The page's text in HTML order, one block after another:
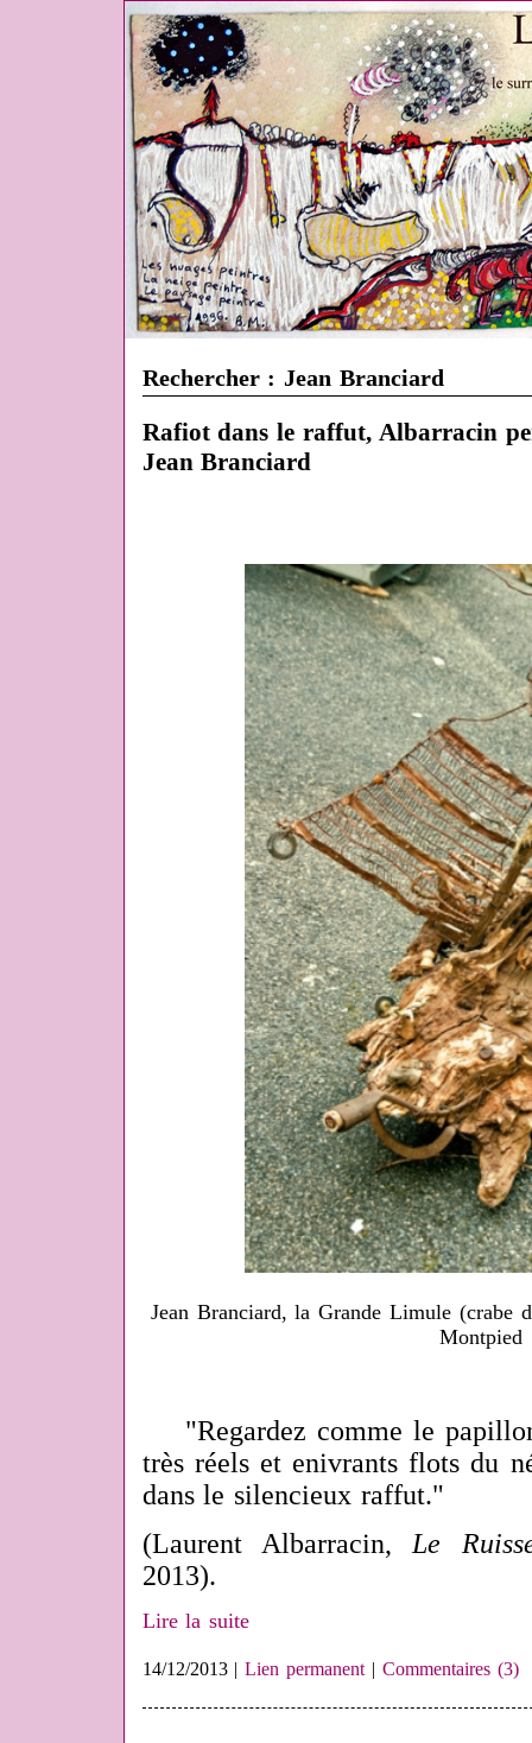
Rechercher : Jean Branciard
Rafiot dans le raffut, Albarracin
Jean Branciard
Jean Branciard, la Grande Limule (crabe
Montpied
"Regardez comme le
très réels et enivrants flots du
dans le silencieux raffut."
(Laurent Albarracin, Le
2013).
Lire la suite
14/12/2013 |Lien permanent| Commentaires (3)